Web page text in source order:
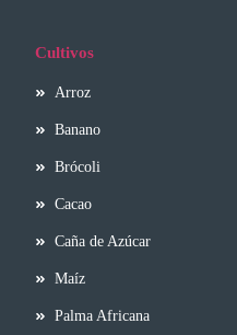
Cultivos
Arroz
Banano
Brócoli
Cacao
Caña de Azúcar
Maíz
Palma Africana